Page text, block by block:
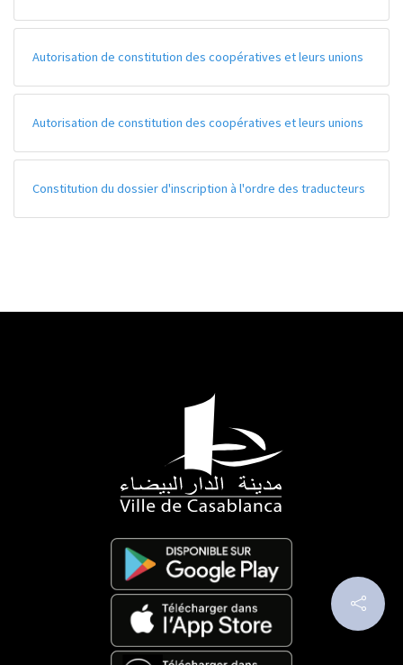
Autorisation de constitution des coopératives et leurs unions
Autorisation de constitution des coopératives et leurs unions
Constitution du dossier d'inscription à l'ordre des traducteurs